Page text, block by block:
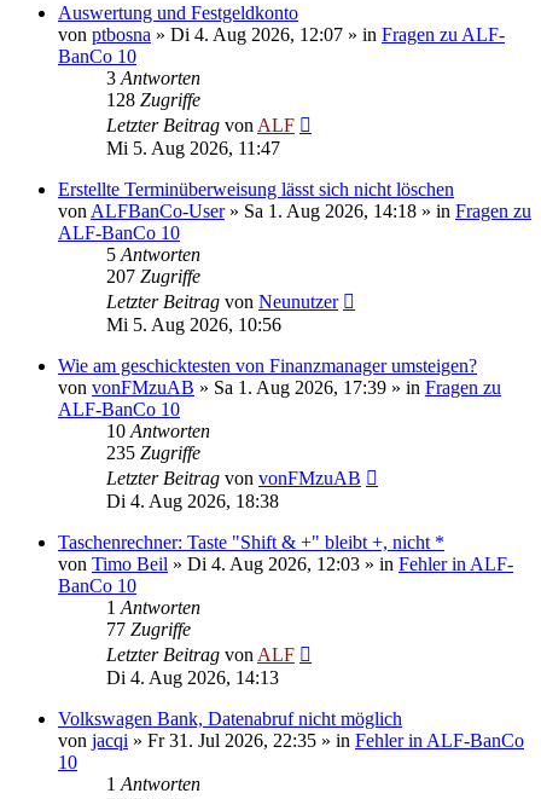
Auswertung und Festgeldkonto
von ptbosna » Di 4. Aug 2026, 12:07 » in Fragen zu ALF-
BanCo 10
3 Antworten
128 Zugriffe
Letzter Beitrag von ALF
Mi 5. Aug 2026, 11:47
Erstellte Terminüberweisung lässt sich nicht löschen
von ALFBanCo-User» Sa 1. Aug 2026, 14:18 » in Fragen zu
ALF-BanCo 10
5 Antworten
207 Zugriffe
Letzter Beitrag von Neunutzer
Mi 5. Aug 2026, 10:56
Wie am geschicktesten von Finanzmanager umsteigen?
von vonFMzuAB » Sa 1. Aug 2026, 17:39 » in Fragen zu
ALF-BanCo 10
10 Antworten
235 Zugriffe
Letzter Beitrag von vonFMzuAB
Di 4. Aug 2026, 18:38
Taschenrechner: Taste "Shift & +" bleibt +, nicht *
von Timo Beil » Di 4. Aug 2026, 12:03 » in Fehler in ALF-
BanCo 10
1 Antworten
77 Zugriffe
Letzter Beitrag von ALF
Di 4. Aug 2026, 14:13
Volkswagen Bank, Datenabruf nicht möglich
von jacqi » Fr 31. Jul 2026, 22:35 » in Fehler in ALF-BanCo
10
1 Antworten